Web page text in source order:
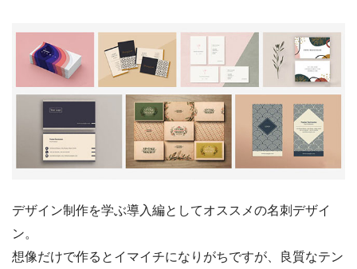
デザイン制作を学ぶ導入編としてオススメの名刺デザイ
ン。
想像だけで作るとイマイチになりがちですが、良質なテン